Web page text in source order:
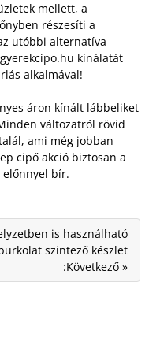
mellett, a
részesíti a
utóbbi alternatíva
kínálatát
alkalmával!
áron kínált lábbeliket
változatról rövid
ami még jobban
cipő akció biztosan a
előnnyel bír.
is használható
szintező készlet
:Következő »